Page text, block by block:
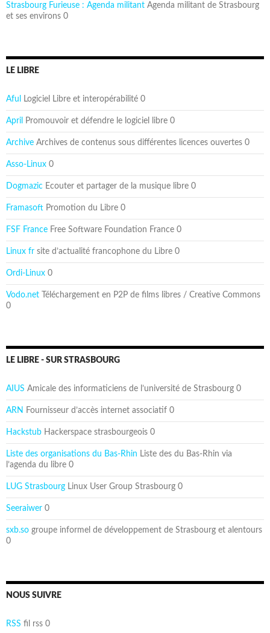
Strasbourg Furieuse : Agenda militant Agenda militant de Strasbourg
et ses environs 0
LE LIBRE
Aful Logiciel Libre et interopérabilité 0
April Promouvoir et défendre le logiciel libre 0
Archive Archives de contenus sous différentes licences ouvertes 0
Asso-Linux 0
Dogmazic Ecouter et partager de la musique libre 0
Framasoft Promotion du Libre 0
FSF France Free Software Foundation France 0
Linux fr site d’actualité francophone du Libre 0
Ordi-Linux 0
Vodo.net Téléchargement en P2P de films libres / Creative Commons
0
LE LIBRE - SUR STRASBOURG
AIUS Amicale des informaticiens de l’université de Strasbourg 0
ARN Fournisseur d’accès internet associatif 0
Hackstub Hackerspace strasbourgeois 0
Liste des organisations du Bas-Rhin Liste des du Bas-Rhin via
l’agenda du libre 0
LUG Strasbourg Linux User Group Strasbourg 0
Seeraiwer 0
sxb.so groupe informel de développement de Strasbourg et alentours
0
NOUS SUIVRE
RSS fil rss 0